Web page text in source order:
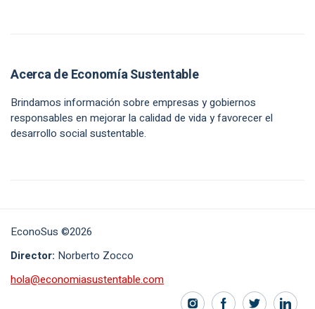
Acerca de Economía Sustentable
Brindamos información sobre empresas y gobiernos
responsables en mejorar la calidad de vida y favorecer el
desarrollo social sustentable.
EconoSus ©2026
Director: Norberto Zocco
hola@economiasustentable.com